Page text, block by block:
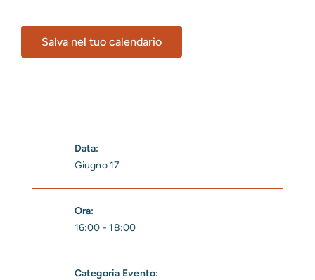
Salva nel tuo calendario
Data:
Giugno 17
Ora:
16:00 - 18:00
Categoria Evento: